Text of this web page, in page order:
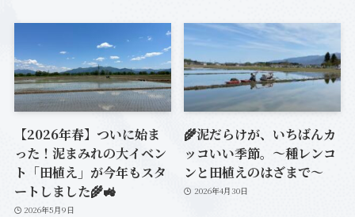
【2026年春】ついに始ま
った！泥まみれの大イベン
ト「田植え」が今年もスタ
ートしました🌾🚜
2026年5月9日
🌾泥だらけが、いちばんカ
ッコいい季節。〜種レンコ
ンと田植えのはざまで〜
2026年4月30日